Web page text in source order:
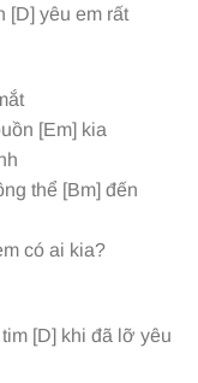
[D] yêu em rất
[Em] kia
thể [Bm] đến
có ai kia?
[D] khi đã lỡ yêu